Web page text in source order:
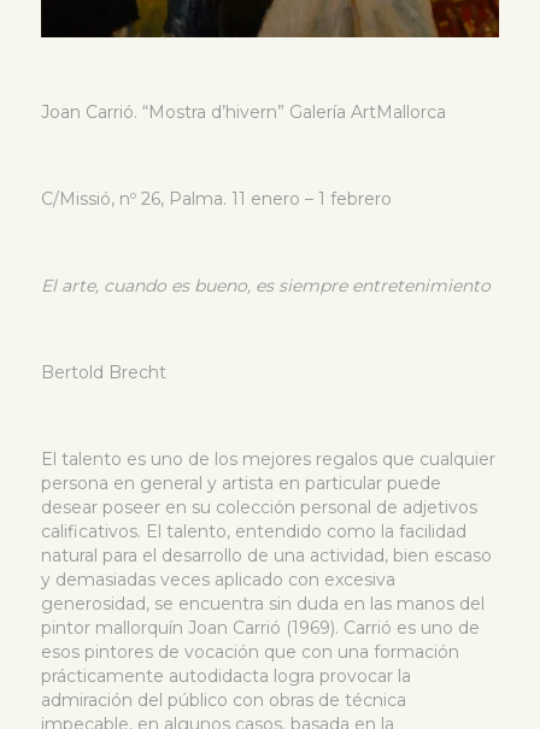
Joan Carrió. “Mostra d’hivern” Galería ArtMallorca
C/Missió, nº 26, Palma. 11 enero – 1 febrero
El arte, cuando es bueno, es siempre entretenimiento
Bertold Brecht
El talento es uno de los mejores regalos que cualquier
persona en general y artista en particular puede
desear poseer en su colección personal de adjetivos
calificativos. El talento, entendido como la facilidad
natural para el desarrollo de una actividad, bien escaso
y demasiadas veces aplicado con excesiva
generosidad, se encuentra sin duda en las manos del
pintor mallorquín Joan Carrió (1969). Carrió es uno de
esos pintores de vocación que con una formación
prácticamente autodidacta logra provocar la
admiración del público con obras de técnica
impecable, en algunos casos, basada en la